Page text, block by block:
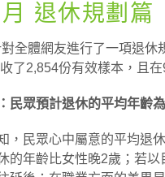
退休規劃篇
全體網友進行了一項退
了2,854份有效樣本，且
民眾預計退休的平均年齡
民眾心中屬意的平均退休
的年齡比女性晚2歲；若